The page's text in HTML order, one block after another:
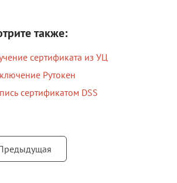
также:
сертификата из УЦ
Рутокен
сертификатом DSS